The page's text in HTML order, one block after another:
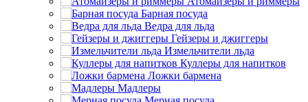
Барная посуда
Ведра для льда
Гейзеры и джиггеры
Измельчители льда
Куллеры для напитков
Ложки бармена
Мадлеры